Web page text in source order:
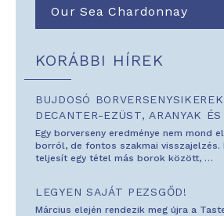
Our Sea Chardonnay
KORÁBBI HÍREK
BUJDOSÓ
DECANTER-EZÜST, ARANYAK
Egy borverseny eredménye nem mond
borról, de fontos szakmai visszajelzés.
teljesít egy tétel más borok között, …
LEGYEN SAJÁT PEZSGŐD!
Március elején rendezik meg újra a